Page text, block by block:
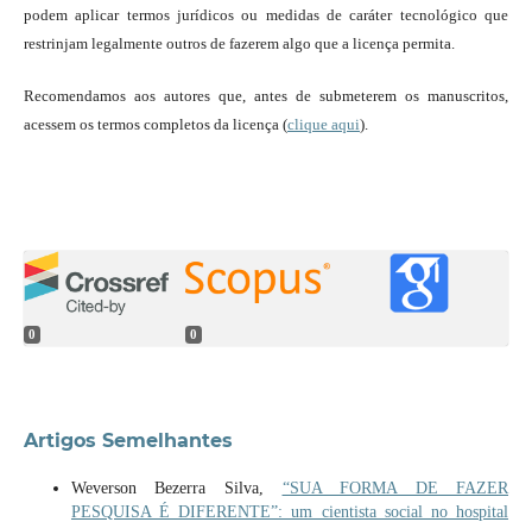
podem aplicar termos jurídicos ou medidas de caráter tecnológico que
restrinjam legalmente outros de fazerem algo que a licença permita.
Recomendamos aos autores que, antes de submeterem os manuscritos,
acessem os termos completos da licença (clique aqui).
0 0
Artigos Semelhantes
Weverson Bezerra Silva, “SUA FORMA DE FAZER
PESQUISA É DIFERENTE”: um cientista social no hospital